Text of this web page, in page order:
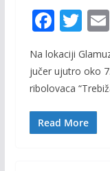
F
ac
e
b
o
o
T
w
itt
er
Na lokaciji
jučer ujutro oko
ribolovaca
Read More